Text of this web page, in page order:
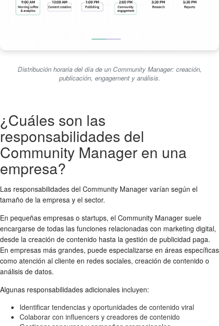
Distribución horaria del día de un Community Manager: creación,
publicación, engagement y análisis.
¿Cuáles son las
responsabilidades del
Community Manager en una
empresa?
Las responsabilidades del Community Manager varían según el
tamaño de la empresa y el sector.
En pequeñas empresas o startups, el Community Manager suele
encargarse de todas las funciones relacionadas con marketing digital,
desde la creación de contenido hasta la gestión de publicidad paga.
En empresas más grandes, puede especializarse en áreas específicas
como atención al cliente en redes sociales, creación de contenido o
análisis de datos.
Algunas responsabilidades adicionales incluyen:
Identificar tendencias y oportunidades de contenido viral
Colaborar con influencers y creadores de contenido